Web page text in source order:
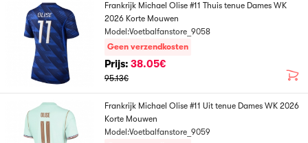
Frankrijk Michael Olise #11 Thuis tenue Dames WK
2026 Korte Mouwen
Model:Voetbalfanstore_9058
Geen verzendkosten
Prijs: 38.05€
95.13€
Frankrijk Michael Olise #11 Uit tenue Dames WK 2026
Korte Mouwen
Model:Voetbalfanstore_9059